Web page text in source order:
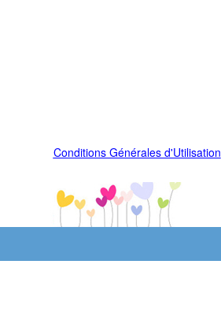
Conditions Générales d'Utilisation